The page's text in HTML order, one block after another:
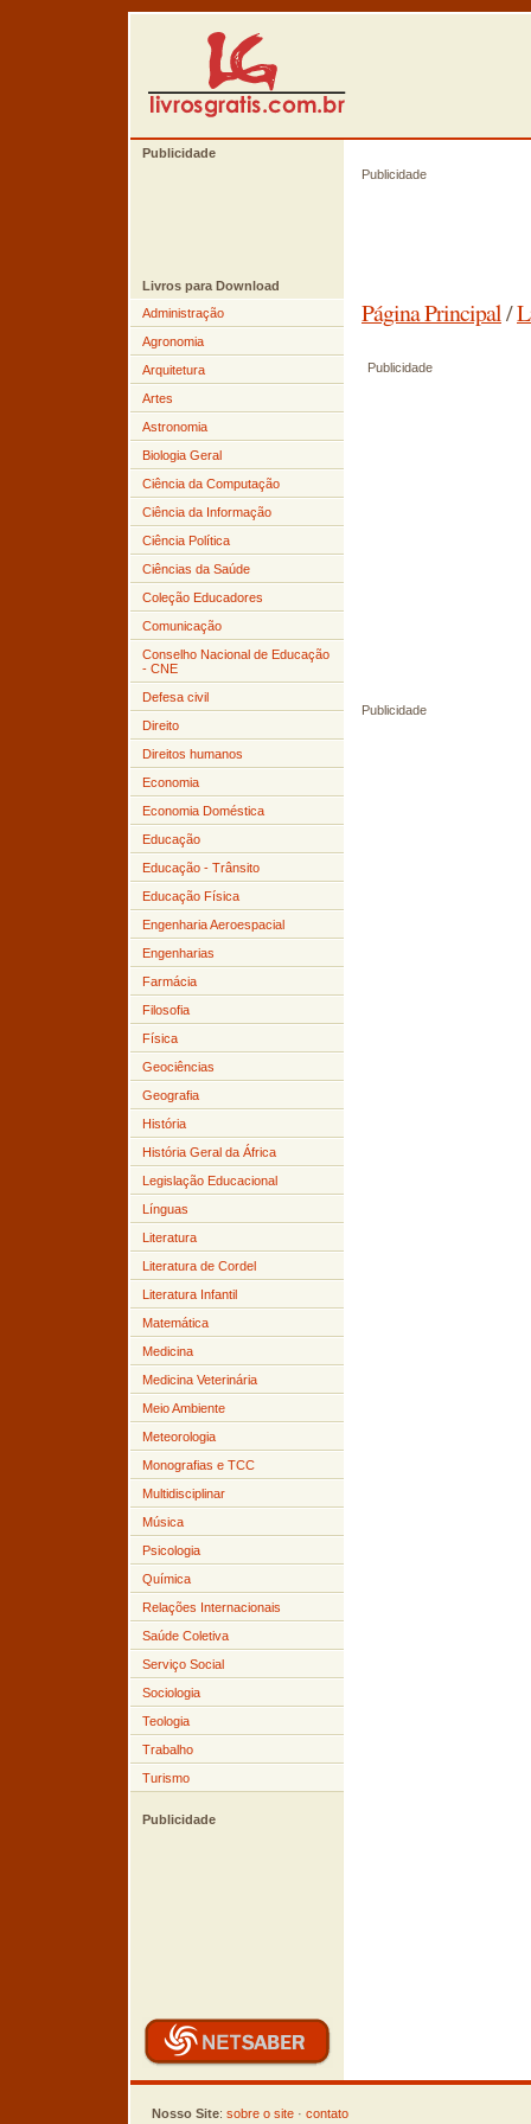
Publicidade
Livros para Download
Administração
Agronomia
Arquitetura
Artes
Astronomia
Biologia Geral
Ciência da Computação
Ciência da Informação
Ciência Política
Ciências da Saúde
Coleção Educadores
Comunicação
Conselho Nacional de Educação
- CNE
Defesa civil
Direito
Direitos humanos
Economia
Economia Doméstica
Educação
Educação - Trânsito
Educação Física
Engenharia Aeroespacial
Engenharias
Farmácia
Filosofia
Física
Geociências
Geografia
História
História Geral da África
Legislação Educacional
Línguas
Literatura
Literatura de Cordel
Literatura Infantil
Matemática
Medicina
Medicina Veterinária
Meio Ambiente
Meteorologia
Monografias e TCC
Multidisciplinar
Música
Psicologia
Química
Relações Internacionais
Saúde Coletiva
Serviço Social
Sociologia
Teologia
Trabalho
Turismo
Publicidade
Publicidade
Página Principal/
Publicidade
Publicidade
Nosso Site: sobre o site · contato